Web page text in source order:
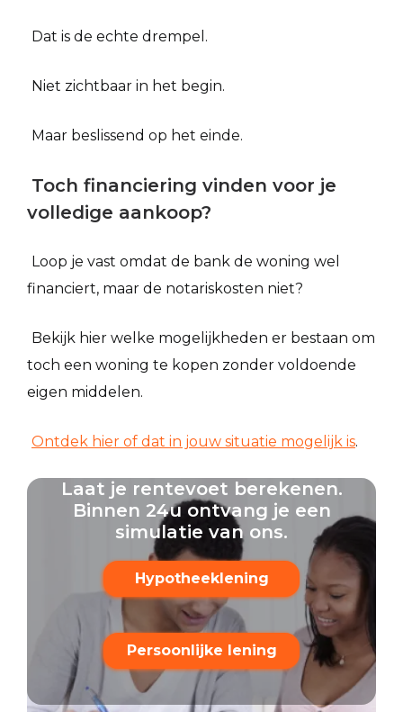
Dat is de echte drempel.
Niet zichtbaar in het begin.
Maar beslissend op het einde.
Toch financiering vinden voor je
volledige aankoop?
Loop je vast omdat de bank de woning wel
financiert, maar de notariskosten niet?
Bekijk hier welke mogelijkheden er bestaan om
toch een woning te kopen zonder voldoende
eigen middelen.
Ontdek hier of dat in jouw situatie mogelijk is.
Laat je rentevoet berekenen.
Binnen 24u ontvang je een
simulatie van ons.
Hypotheeklening
Persoonlijke lening